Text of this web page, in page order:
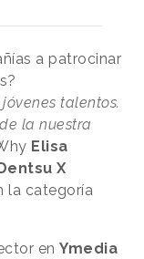
a patrocinar
talentos.
la nuestra
Elisa
Dentsu X
la categoría
en Ymedia